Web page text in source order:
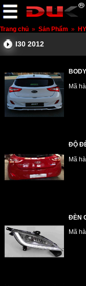
Trang chủ » Sản Phẩm »
I30 2012
Mã
ĐỘ
Mã
ĐÈN
Mã